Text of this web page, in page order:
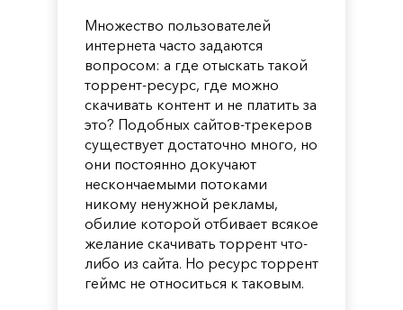
Множество пользователей
интернета часто задаются
вопросом: а где отыскать такой
торрент-ресурс, где можно
скачивать контент и не платить за
это? Подобных сайтов-трекеров
существует достаточно много, но
они постоянно докучают
нескончаемыми потоками
никому ненужной рекламы,
обилие которой отбивает всякое
желание скачивать торрент что-
либо из сайта. Но ресурс торрент
геймс не относиться к таковым.